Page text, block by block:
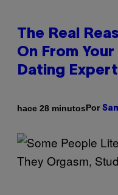
The Real
On From
Dating
hace 28 minutosPor